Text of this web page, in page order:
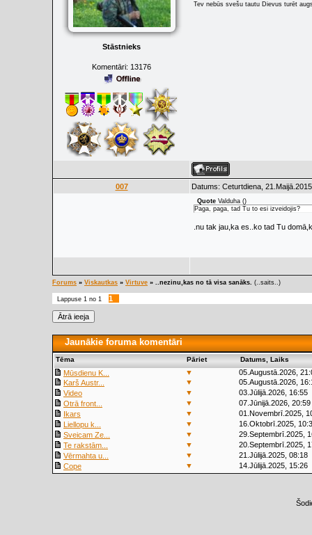
Stāstnieks
Komentāri: 13176
Tev nebūs svešu tautu Dievus turēt
007 Datums: Ceturtdiena,
Quote Valduha ()
Paga, paga, tad Tu to esi izveidojis?
.nu tak jau,ka es..ko tad Tu
Forums » Viskautkas » Virtuve » ..nezinu,kas no tā visa sanāks. (..saits..)
Lappuse 1 no 1 1
Jaunākie foruma komentāri
Tēma Pāriet Datums, Laiks
Mūsdienu K... ▼
05.Augustā.2026,
Karš Austr...
▼
05.Augustā.2026,
Video
▼
03.Jūlijā.2026, 16:55
Otrā front...
▼
07.Jūnijā.2026, 20:59
Ikars
▼
01.Novembrī.2025,
Liellopu k...
▼
16.Oktobrī.2025,
Sveicam Ze...
▼
29.Septembrī.2025,
Te rakstām...
▼
20.Septembrī.2025,
Vērmahta u...
▼
21.Jūlijā.2025, 08:18
Cope
▼ 14.Jūlijā.2025, 15:26